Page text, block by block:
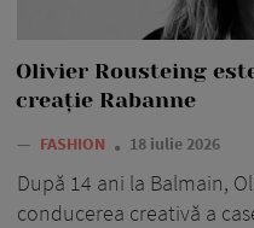
Olivier Rousteing
creație Rabanne
— FASHION 18 iulie 2026
După 14 ani la Balmain,
conducerea creativă a